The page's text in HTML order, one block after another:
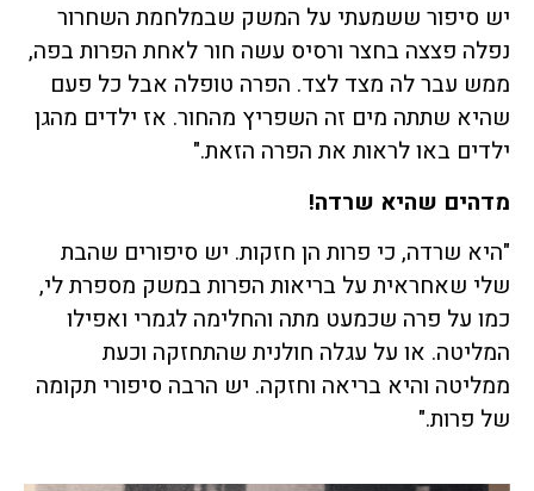
יש סיפור ששמעתי על המשק שבמלחמת השחרור
נפלה פצצה בחצר ורסיס עשה חור לאחת הפרות בפה,
ממש עבר לה מצד לצד. הפרה טופלה אבל כל פעם
שהיא שתתה מים זה השפריץ מהחור. אז ילדים מהגן
ילדים באו לראות את הפרה הזאת."
מדהים שהיא שרדה!
"היא שרדה, כי פרות הן חזקות. יש סיפורים שהבת
שלי שאחראית על בריאות הפרות במשק מספרת לי,
כמו על פרה שכמעט מתה והחלימה לגמרי ואפילו
המליטה. או על עגלה חולנית שהתחזקה וכעת
ממליטה והיא בריאה וחזקה. יש הרבה סיפורי תקומה
של פרות."